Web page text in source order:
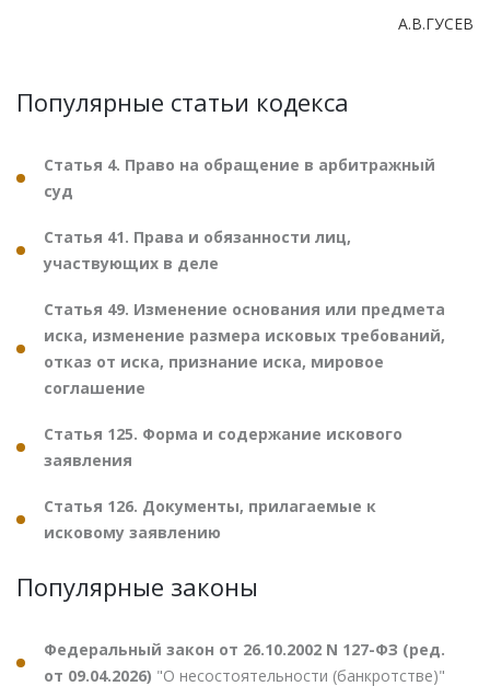
А.В.ГУСЕВ
Популярные статьи кодекса
Статья 4. Право на обращение в арбитражный
суд
Статья 41. Права и обязанности лиц,
участвующих в деле
Статья 49. Изменение основания или предмета
иска, изменение размера исковых требований,
отказ от иска, признание иска, мировое
соглашение
Статья 125. Форма и содержание искового
заявления
Статья 126. Документы, прилагаемые к
исковому заявлению
Популярные законы
Федеральный закон от 26.10.2002 N 127-ФЗ (ред.
от 09.04.2026) "О несостоятельности (банкротстве)"